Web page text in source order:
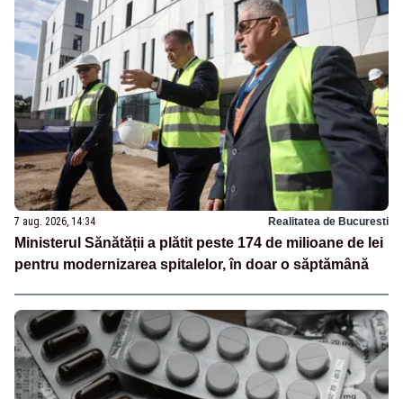
7 aug. 2026, 14:34 Realitatea de Bucuresti
Ministerul Sănătății a plătit peste 174 de milioane de lei
pentru modernizarea spitalelor, în doar o săptămână